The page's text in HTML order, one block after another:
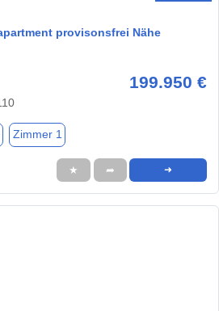
provisonsfrei Nähe
199.950 €
Zimmer 1
★ ➦ ➜